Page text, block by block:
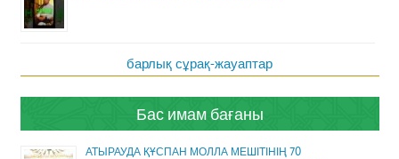
барлық сұрақ-жауаптар
Бас имам бағаны
АТЫРАУДА ҚҰСПАН МОЛЛА МЕШІТІНІҢ 70